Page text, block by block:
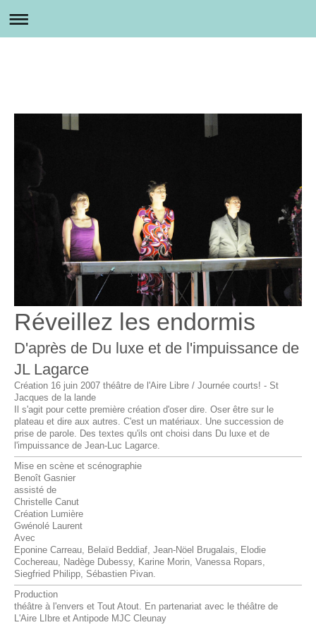
Réveillez les endormis
D'après de Du luxe et de l'impuissance de
JL Lagarce
Création 16 juin 2007 théâtre de l'Aire Libre / Journée courts! - St
Jacques de la lande
Il s'agit pour cette première création d'oser dire. Oser être sur le
plateau et dire aux autres. C'est un matériaux. Une succession de
prise de parole. Des textes qu'ils ont choisi dans Du luxe et de
l'impuissance de Jean-Luc Lagarce.
Mise en scène et scénographie
Benoît Gasnier
assisté de
Christelle Canut
Création Lumière
Gwénolé Laurent
Avec
Eponine Carreau, Belaïd Beddiaf, Jean-Nöel Brugalais, Elodie
Cochereau, Nadège Dubessy, Karine Morin, Vanessa Ropars,
Siegfried Philipp, Sébastien Pivan.
Production
théâtre à l'envers et Tout Atout. En partenariat avec le théâtre de
L'Aire LIbre et Antipode MJC Cleunay